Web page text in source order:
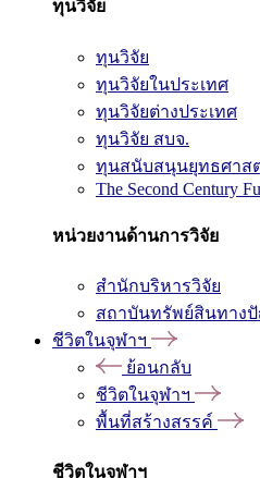
ทุนวิจัย
ทุนวิจัย
ทุนวิจัยในประเทศ
ทุนวิจัยต่างประเทศ
ทุนวิจัย สบจ.
ทุนสนับสนุนยุทธศาส
The Second Century
หน่วยงานด้านการวิจัย
สำนักบริหารวิจัย
สถาบันทรัพย์สินทาง
ชีวิตในจุฬาฯ
ย้อนกลับ
ชีวิตในจุฬาฯ
พื้นที่สร้างสรรค์
ชีวิตในจุฬาฯ